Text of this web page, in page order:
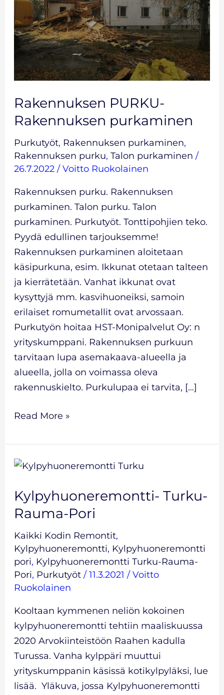
Rakennuksen PURKU-
Rakennuksen purkaminen
Purkutyöt, Rakennuksen purkaminen,
Rakennuksen purku, Talon purkaminen /
26.7.2022 / Voitto Ruokolainen
Rakennuksen purku. Rakennuksen
purkaminen. Talon purku. Talon
purkaminen. Purkutyöt. Tonttipohjien teko.
Pyydä edullinen tarjouksemme!
Rakennuksen purkaminen aloitetaan
käsipurkuna, esim. Ikkunat otetaan talteen
ja kierrätetään. Vanhat ikkunat ovat
kysyttyjä mm. kasvihuoneiksi, samoin
erilaiset romumetallit ovat arvossaan.
Purkutyön hoitaa HST-Monipalvelut Oy: n
yrityskumppani. Rakennuksen purkuun
tarvitaan lupa asemakaava-alueella ja
alueella, jolla on voimassa oleva
rakennuskielto. Purkulupaa ei tarvita, […]
Read More »
Kylpyhuoneremontti- Turku-
Rauma-Pori
Kaikki Kodin Remontit,
Kylpyhuoneremontti, Kylpyhuoneremontti
pori, Kylpyhuoneremontti Turku-Rauma-
Pori, Purkutyöt/ 11.3.2021 / Voitto
Ruokolainen
Kooltaan kymmenen neliön kokoinen
kylpyhuoneremontti tehtiin maaliskuussa
2020 Arvokiinteistöön Raahen kadulla
Turussa. Vanha kylppäri muuttui
yrityskumppanin käsissä kotikylpyläksi, lue
lisää. Yläkuva, jossa Kylpyhuoneremontti
Kylpyhuoneremontti-
Rauma-
Pori